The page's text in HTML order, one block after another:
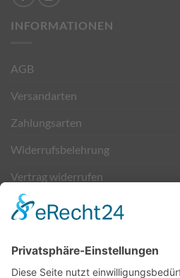
INFORMATIONEN
AGB
Versandarten
Zahlungsarten
Widerrufsbelehrung
Vertrag widerrufen
Kontakt